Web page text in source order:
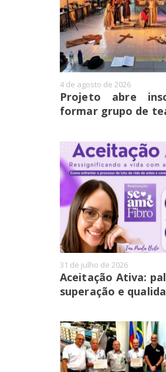
4 de agosto de 2026
Projeto abre
formar grupo de
31 de julho de 2026
Aceitação Ativa:
superação e